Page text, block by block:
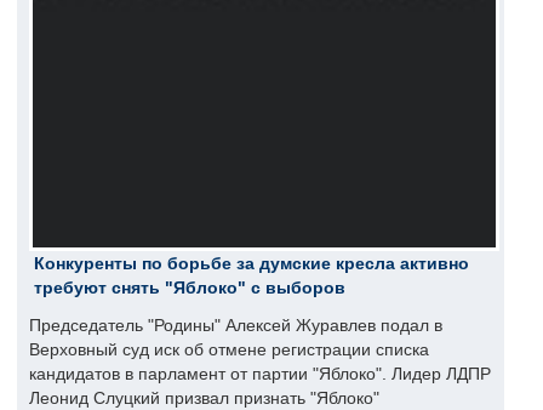
Конкуренты по борьбе за думские кресла активно
требуют снять "Яблоко" с выборов
Председатель "Родины" Алексей Журавлев подал в
Верховный суд иск об отмене регистрации списка
кандидатов в парламент от партии "Яблоко". Лидер ЛДПР
Леонид Слуцкий призвал признать "Яблоко"